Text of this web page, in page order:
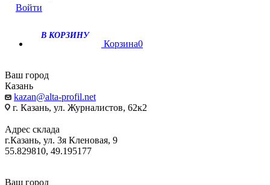
Войти
В КОРЗИНУ
Корзина0
Ваш город
Казань
kazan@alta-profil.net
г. Казань, ул. Журналистов, 62к2
Адрес склада
г.Казань, ул. 3я Кленовая, 9
55.829810, 49.195177
Ваш город